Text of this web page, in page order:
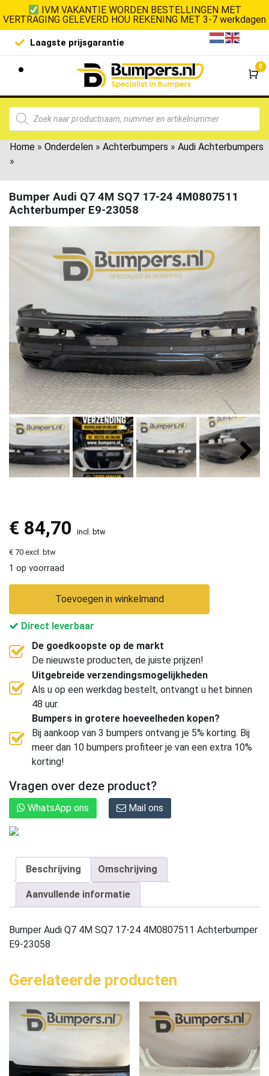
IVM VAKANTIE WORDEN BESTELLINGEN MET
VERTRAGING GELEVERD HOU REKENING MET 3-7 werkdagen
Laagste prijsgarantie De
0
Home » Onderdelen » Achterbumpers » Audi Achterbumpers
»
Bumper Audi Q7 4M SQ7 17-24 4M0807511
Achterbumper E9-23058
€ 84,70 incl. btw
€ 70 excl. btw
1 op voorraad
Toevoegen in winkelmand
Direct leverbaar
De goedkoopste op de markt
De nieuwste producten, de juiste prijzen!
Uitgebreide verzendingsmogelijkheden
Als u op een werkdag bestelt, ontvangt u het binnen
48 uur.
Bumpers in grotere hoeveelheden kopen?
Bij aankoop van 3 bumpers ontvang je 5% korting. Bij
meer dan 10 bumpers profiteer je van een extra 10%
korting!
Vragen over deze product?
WhatsApp ons Mail ons
Beschrijving Omschrijving
Aanvullende informatie
Bumper Audi Q7 4M SQ7 17-24 4M0807511 Achterbumper
E9-23058
Gerelateerde producten